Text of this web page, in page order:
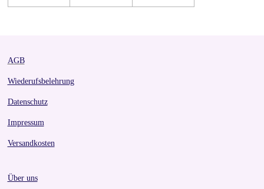
AGB
Wiederufsbelehrung
Datenschutz
Impressum
Versandkosten
Über uns